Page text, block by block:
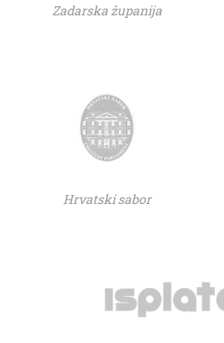
Zadarska županija
Hrvatski sabor